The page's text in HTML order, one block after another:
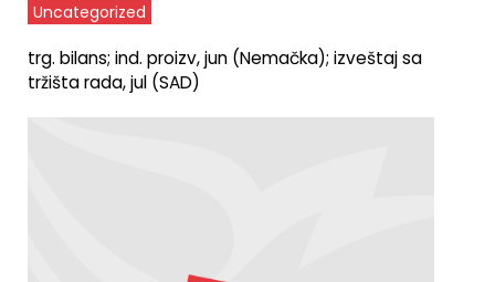
Uncategorized
trg. bilans; ind. proizv, jun (Nemačka); izveštaj sa
tržišta rada, jul (SAD)